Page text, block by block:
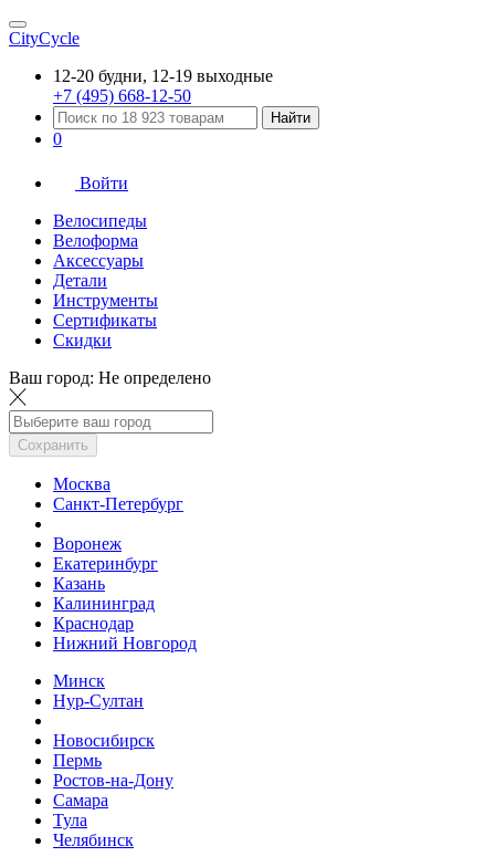
CityCycle
12-20 будни, 12-19 выходные
+7 (495) 668-12-50
Найти
0
Войти
Велосипеды
Велоформа
Аксессуары
Детали
Инструменты
Сертификаты
Скидки
Ваш город: Не определено
Сохранить
Москва
Санкт-Петербург
Воронеж
Екатеринбург
Казань
Калининград
Краснодар
Нижний Новгород
Минск
Нур-Султан
Новосибирск
Пермь
Ростов-на-Дону
Самара
Тула
Челябинск